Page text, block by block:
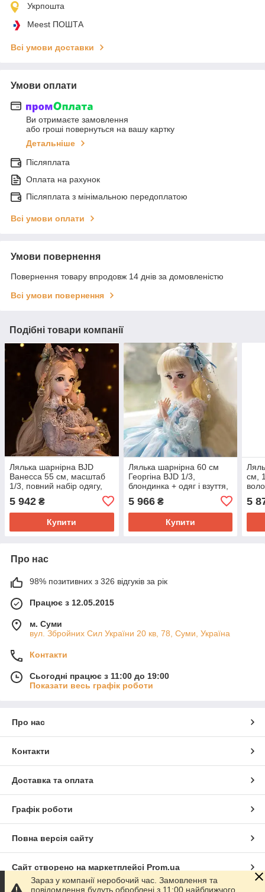
Укрпошта
Meest ПОШТА
Всі умови доставки
Умови оплати
Ви отримаєте замовлення
або гроші повернуться на вашу картку
Детальніше
Післяплата
Оплата на рахунок
Післяплата з мінімальною передоплатою
Всі умови оплати
Умови повернення
Повернення товару впродовж 14 днів за домовленістю
Всі умови повернення
Подібні товари компанії
Лялька шарнірна BJD
Ванесса 55 см, масштаб
1/3, повний набір одягу,
5 942 ₴
Купити
Лялька шарнірна 60 см
Георгіна BJD 1/3,
блондинка + одяг і взуття,
5 966₴
Купити
см,
5
Про нас
98% позитивних з 326 відгуків за рік
Працює з 12.05.2015
м. Суми
вул. Збройних Сил України 20 кв, 78, Суми, Україна
Контакти
Сьогодні працює з 11:00 до 19:00
Показати весь графік роботи
Про нас
Контакти
Доставка та оплата
Графік роботи
Повна версія сайту
Сайт створено на маркетплейсі Prom.ua
Зараз у компанії неробочий час. Замовлення та
повідомлення будуть оброблені з 11:00 найближчого